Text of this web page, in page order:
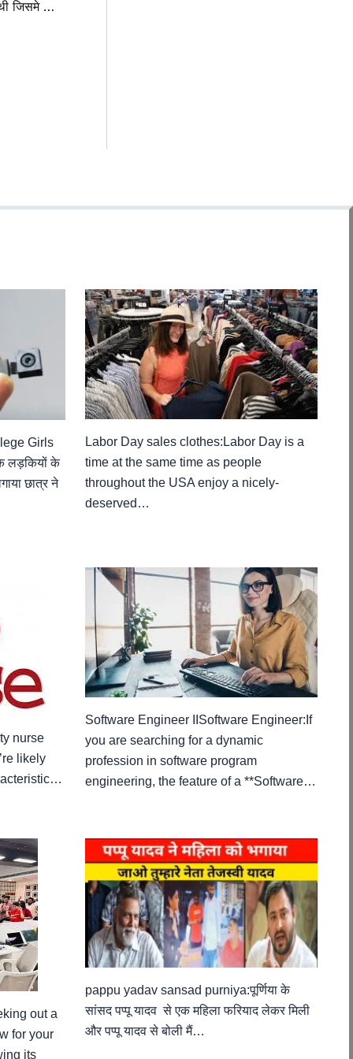
आल्हा और उदल अपनेजीवन में 52 लडाई लड़ी थी जिसमे पृथ्वी चौहान को जीवन दान दिया था माँ शारदा को आज भी पहला फूल चढाते है आल्हा
Girls
लड़कियों के
छात्र ने
Labor Day sales clothes:Labor Day is a
time at the same time as people
throughout the USA enjoy a nicely-
deserved…
nurse
likely
Software Engineer IISoftware Engineer:If
you are searching for a dynamic
profession in software program
engineering, the feature of a **Software…
out a
for your
its
pappu yadav sansad purniya:पूर्णिया के
सांसद पप्पू यादव से एक महिला फरियाद लेकर मिली
और पप्पू यादव से बोली मैं…